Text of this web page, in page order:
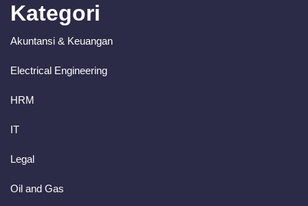
Kategori
Akuntansi & Keuangan
Electrical Engineering
HRM
IT
Legal
Oil and Gas